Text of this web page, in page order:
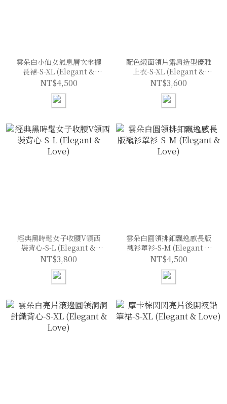
雲朵白小仙女氣息層次傘擺
長裙-S-XL (Elegant &
Love)
NT$4,500
配色緞面領片露肩造型優雅
上衣-S-XL (Elegant &
Love)
NT$3,600
經典黑時髦女子收腰V領西
裝背心-S-L (Elegant &
Love)
NT$3,800
雲朵白圓領排釦飄逸感長版
襯衫罩衫-S-M (Elegant &
Love)
NT$4,500